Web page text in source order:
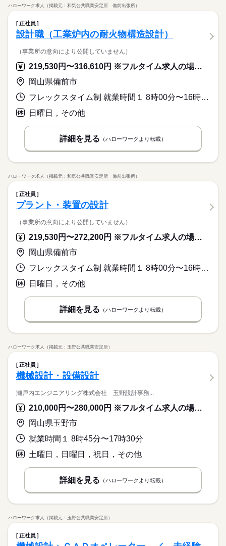
ハローワーク求人（掲載元：和気公共職業安定所 備前出張所）
正社員
設計職（工業炉内の耐火物構造設計）
（事業所の意向により公開していません）
219,530円〜316,610円 ※フルタイム求人の場合は月額（換算額）、パート求人の場合は時間額を表示しています。
岡山県備前市
フレックスタイム制 就業時間１ 8時00分〜16時30分 就業時間に関する特記事項 ・フレキシブルタイム 変形労働時間制（１ヶ月単位）
日曜日，その他
詳細を見る （ハローワークより転載）
ハローワーク求人（掲載元：和気公共職業安定所 備前出張所）
正社員
プラント・装置の設計
（事業所の意向により公開していません）
219,530円〜272,200円 ※フルタイム求人の場合は月額（換算額）、パート求人の場合は時間額を表示しています。
岡山県備前市
フレックスタイム制 就業時間１ 8時00分〜16時30分 就業時間に関する特記事項 ・フレキシブルタイム 変形労働時間制（１ヶ月単位）
日曜日，その他
詳細を見る （ハローワークより転載）
ハローワーク求人（掲載元：玉野公共職業安定所）
正社員
機械設計・設備設計
瀬戸内エンジニアリング株式会社 玉野設計事務...
210,000円〜280,000円 ※フルタイム求人の場合は月額（換算額）、パート求人の場合は時間額を表示しています。
岡山県玉野市
就業時間１ 8時45分〜17時30分
土曜日，日曜日，祝日，その他
詳細を見る （ハローワークより転載）
ハローワーク求人（掲載元：玉野公共職業安定所）
正社員